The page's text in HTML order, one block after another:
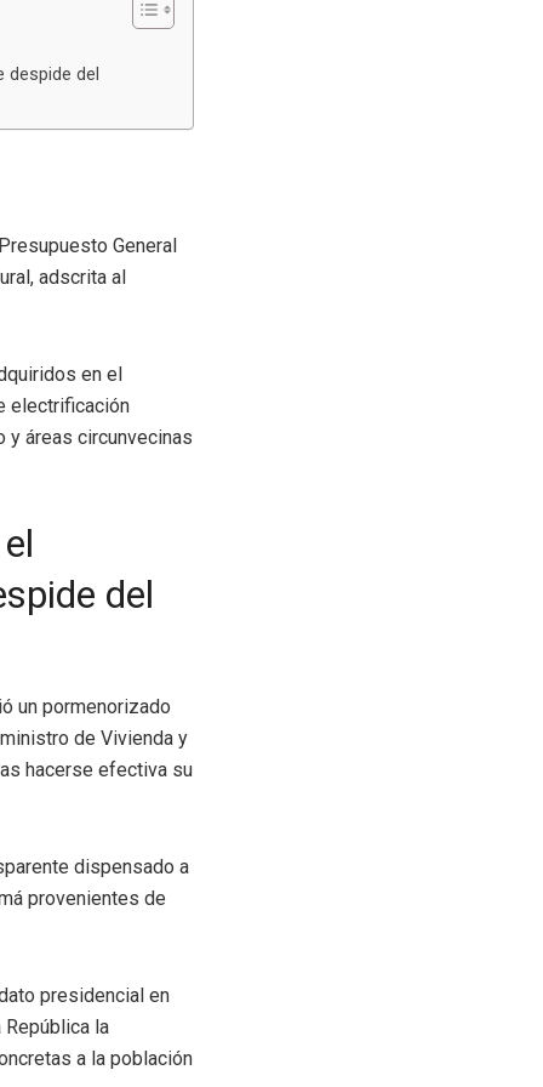
del
General
adscrita al
en el
electrificación
y áreas circunvecinas
del
un pormenorizado
de Vivienda y
hacerse efectiva su
dispensado a
provenientes de
presidencial en
la
a la población